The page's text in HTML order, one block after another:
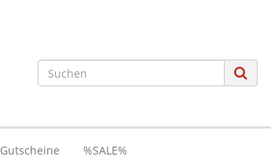
Gutscheine %SALE%